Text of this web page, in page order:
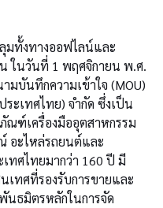
มทั้งทางออฟไลน์และ
ในวันที่ 1 พฤศจิกายน พ.ศ.
มบันทึกความเข้าใจ (MOU)
ะเทศไทย) จำกัด ซึ่งเป็น
ฑ์เครื่องมืออุตสาหกรรม
อะไหล่รถยนต์และ
ทศไทยมากว่า 160 ปี มี
เทศที่รองรับการขายและ
นธมิตรหลักในการจัด